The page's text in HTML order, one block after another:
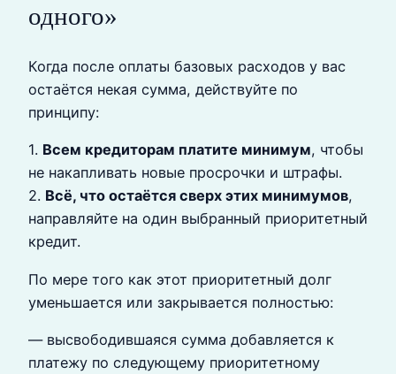
одного»
Когда после оплаты базовых расходов у вас
остаётся некая сумма, действуйте по
принципу:
1. Всем кредиторам платите минимум, чтобы
не накапливать новые просрочки и штрафы.
2. Всё, что остаётся сверх этих минимумов,
направляйте на один выбранный приоритетный
кредит.
По мере того как этот приоритетный долг
уменьшается или закрывается полностью:
— высвободившаяся сумма добавляется к
платежу по следующему приоритетному